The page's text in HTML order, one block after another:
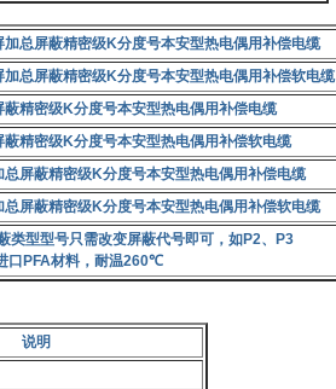
总屏蔽精密级K分度号本安型热电偶用补偿电缆
总屏蔽精密级K分度号本安型热电偶用补偿软电缆
蔽精密级K分度号本安型热电偶用补偿电缆
蔽精密级K分度号本安型热电偶用补偿软电缆
屏蔽精密级K分度号本安型热电偶用补偿电缆
屏蔽精密级K分度号本安型热电偶用补偿软电缆
类型型号只需改变屏蔽代号即可，如P2、
P3
口 PFA材料，耐温260℃
说明